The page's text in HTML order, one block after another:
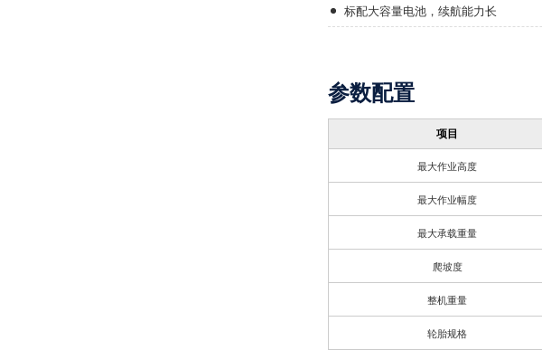
标配大容量电池，续航能力长
参数配置
项目
最大作业高度
最大作业幅度
最大承载重量
爬坡度
整机重量
轮胎规格